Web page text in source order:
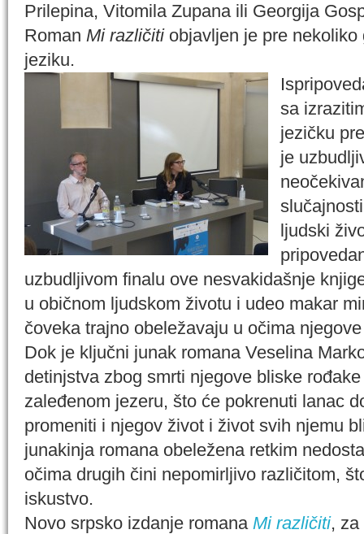
Prilepina, Vitomila Zupana ili Georgija
Roman Mi različitiobjavljen je pre nekoliko
jeziku.
sa
jezičku
je
ljudski
uzbudljivom finalu ove nesvakidašnje
u običnom ljudskom životu i udeo makar
čoveka trajno obeležavaju u očima
Dok je ključni junak romana Veselina
detinjstva zbog smrti njegove bliske
zaleđenom jezeru, što će pokrenuti lanac
promeniti i njegov život i život svih njemu
junakinja romana obeležena retkim
očima drugih čini nepomirljivo različitom,
iskustvo.
Novo srpsko izdanje romana Mi različiti, za